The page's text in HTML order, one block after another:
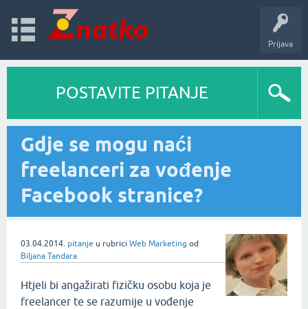
Prijava
POSTAVITE PITANJE
Gdje se mogu naći
freelanceri za vođenje
Facebook stranice?
03.04.2014. pitanje u rubrici Web Marketing od
Biljana Tandara
Htjeli bi angažirati fizičku osobu koja je
freelancer te se razumije u vođenje